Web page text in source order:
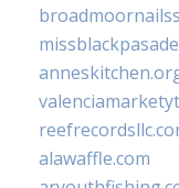
alawaffle.com